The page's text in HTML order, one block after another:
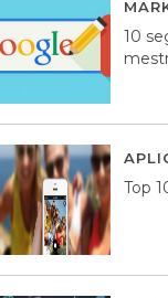
10
Top